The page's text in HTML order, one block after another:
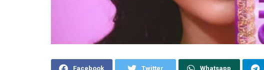
Facebook Twitter Whatsapp